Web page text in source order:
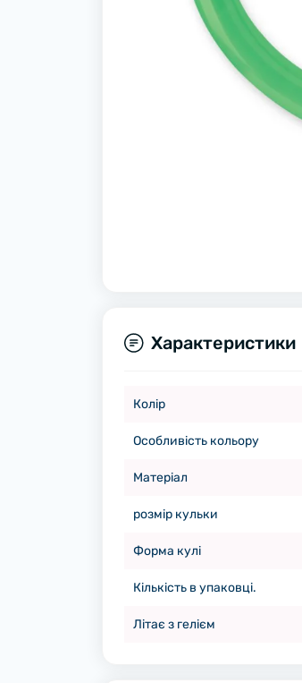
Характеристики
Колір
Особливість кольору
Матеріал
розмір кульки
Форма кулі
Кількість в упаковці.
Літає з гелієм